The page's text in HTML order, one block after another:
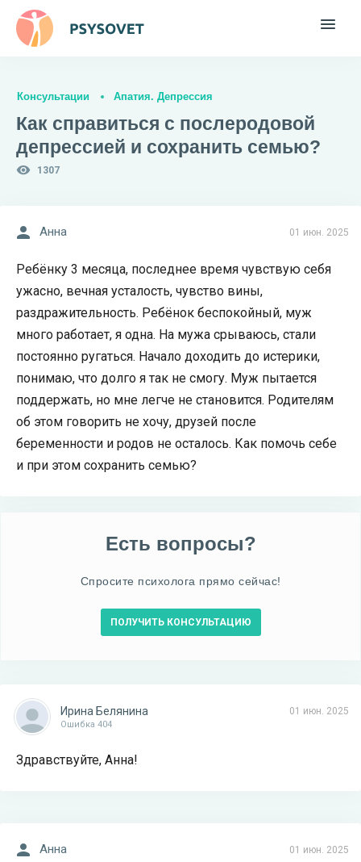
Консультации Апатия. Депрессия
Как справиться с послеродовой
депрессией и сохранить семью?
1307
01 июн. 2025
Анна
Ребёнку 3 месяца, последнее время чувствую себя
ужасно, вечная усталость, чувство вины,
раздражительность. Ребёнок беспокойный, муж
много работает, я одна. На мужа срываюсь, стали
постоянно ругаться. Начало доходить до истерики,
понимаю, что долго я так не смогу. Муж пытается
поддержать, но мне легче не становится. Родителям
об этом говорить не хочу, друзей после
беременности и родов не осталось. Как помочь себе
и при этом сохранить семью?
Есть вопросы?
Спросите психолога прямо сейчас!
ПОЛУЧИТЬ КОНСУЛЬТАЦИЮ
01 июн. 2025
Ирина Белянина
Ошибка 404
Здравствуйте, Анна!
01 июн. 2025
Анна